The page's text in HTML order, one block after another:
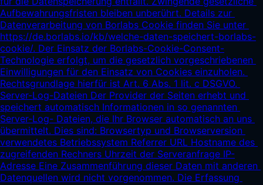
Aufbewahrungsfristen bleiben unberührt. Details zur
https://de.borlabs.io/kb/welche-daten-speichert-borlabs-
cookie/. Der Einsatz der Borlabs-Cookie-Consent-
Technologie erfolgt, um die gesetzlich vorgeschriebenen
Einwilligungen für den Einsatz von Cookies einzuholen.
Rechtsgrundlage hierfür ist Art. 6 Abs. 1 lit. c DSGVO.
Server-Log-Dateien Der Provider der Seiten erhebt und
speichert automatisch Informationen in so genannten
Server-Log- Dateien, die Ihr Browser automatisch an uns
übermittelt. Dies sind: Browsertyp und Browserversion
verwendetes Betriebssystem Referrer URL Hostname des
zugreifenden Rechners Uhrzeit der Serveranfrage IP-
Adresse Eine Zusammenführung dieser Daten mit anderen
Datenquellen wird nicht vorgenommen. Die Erfassung